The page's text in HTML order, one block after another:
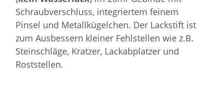
Schraubverschluss, integriertem feinem
Pinsel und Metallkügelchen. Der Lackstift ist
zum Ausbessern kleiner Fehlstellen wie z.B.
Steinschläge, Kratzer, Lackabplatzer und
Roststellen.